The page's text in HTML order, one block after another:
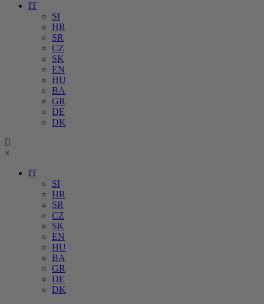
IT
SI
HR
SR
CZ
SK
EN
HU
BA
GR
DE
DK
×
IT
SI
HR
SR
CZ
SK
EN
HU
BA
GR
DE
DK